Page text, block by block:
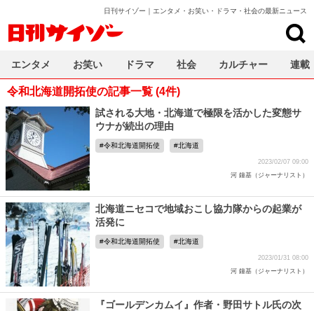
日刊サイゾー｜エンタメ・お笑い・ドラマ・社会の最新ニュース
令和北海道開拓使の記事一覧 (4件)
試される大地・北海道で極限を活かした変態サ
ウナが続出の理由
令和北海道開拓使 北海道
2023/02/07 09:00
河 鐘基（ジャーナリスト）
北海道ニセコで地域おこし協力隊からの起業が
活発に
令和北海道開拓使 北海道
2023/01/31 08:00
河 鐘基（ジャーナリスト）
『ゴールデンカムイ』作者・野田サトル氏の次
エンタメ お笑い ドラマ 社会 カルチャー 連載